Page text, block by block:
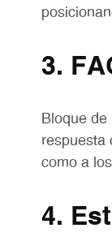
3.
Bloque
respuesta
como a
4.